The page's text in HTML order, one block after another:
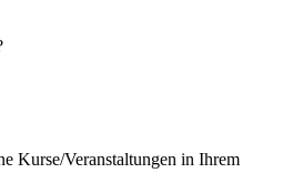
Kurse/Veranstaltungen in Ihrem